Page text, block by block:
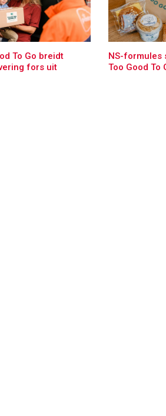
To Go breidt
fors uit
NS-formules
Too Good To